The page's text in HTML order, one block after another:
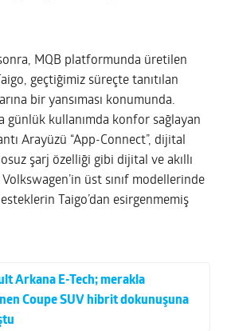
MQB platformunda üretilen
geçtiğimiz süreçte tanıtılan
bir yansıması konumunda.
günlük kullanımda konfor sağlayan
Arayüzü “App-Connect”, dijital
şarj özelliği gibi dijital ve akıllı
üst sınıf modellerinde
Taigo’dan esirgenmemiş
Arkana E-Tech; merakla
Coupe SUV hibrit dokunuşuna